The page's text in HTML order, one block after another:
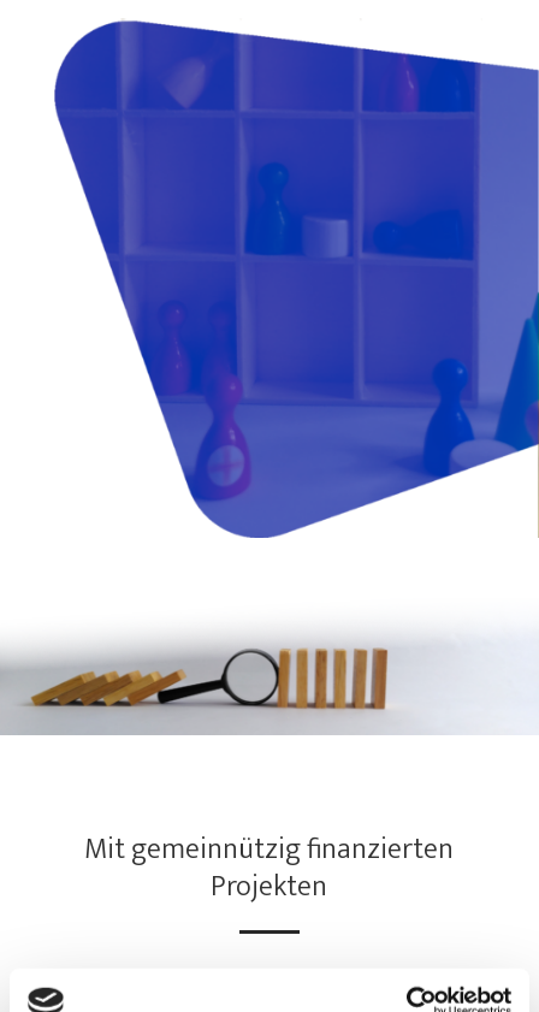
Mit gemeinnützig finanzierten
Projekten